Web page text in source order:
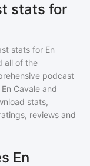
stats for
stats for En
all of the
podcast
En Cavale and
stats,
reviews and
En